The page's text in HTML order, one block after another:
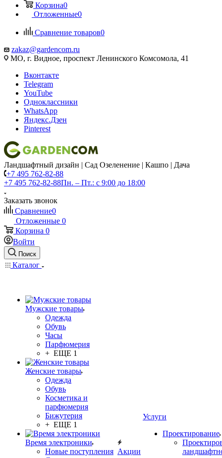
Корзина0
Отложенные0
Сравнение товаров0
zakaz@gardencom.ru
МО, г. Видное, проспект Ленинского Комсомола, 41
Вконтакте
Telegram
YouTube
Одноклассники
WhatsApp
Яндекс.Дзен
Pinterest
Ландшафтный дизайн | Сад Озеленение | Кашпо | Дача
+7 495 762-82-88
+7 495 762-82-88Пн. – Пт.: с 9:00 до 18:00
Заказать звонок
Сравнение0
Отложенные 0
Корзина 0
Войти
Поиск
Каталог
Мужские товары
Одежда
Обувь
Часы
Парфюмерия
+ ЕЩЕ 1
Женские товары
Одежда
Обувь
Косметика и
парфюмерия
Бижутерия
+ ЕЩЕ 1
Время электроники
Новые поступления Акции
Услуги
Проектирование